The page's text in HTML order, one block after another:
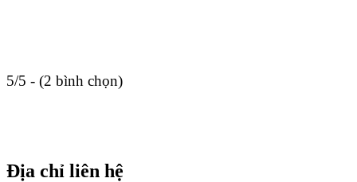
5/5 - (2 bình chọn)
Địa chỉ liên hệ